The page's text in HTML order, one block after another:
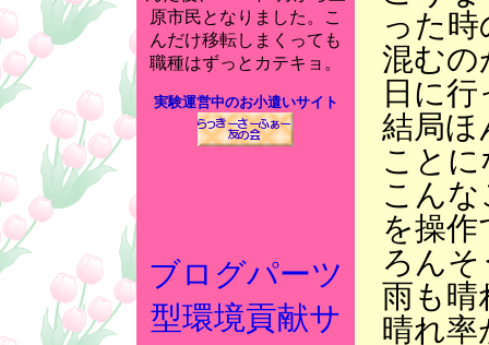
原市民となりました。こ
んだけ移転しまくっても
職種はずっとカテキョ。
実験運営中のお小遣いサイト
ブログパーツ
型環境貢献サ
った
混むの
日に
結局
こと
こん
を操
ろん
雨も晴
晴れ率